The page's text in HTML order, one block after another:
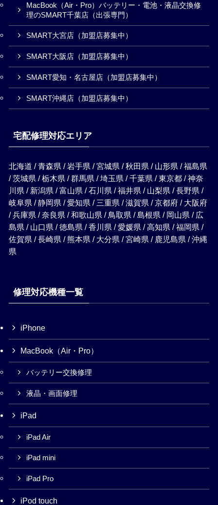
MacBook（Air・Pro）バッテリー・電池・液晶交換修
理のSMART千葉店（出張専門）
SMART大宮店（加盟店募集中）
SMART大阪店（加盟店募集中）
SMART愛知・名古屋店（加盟店募集中）
SMART沖縄店（加盟店募集中）
宅配修理対応エリア
北海道 / 青森県 / 岩手県 / 宮城県 / 秋田県 / 山形県 / 福島県
/ 茨城県 / 栃木県 / 群馬県 / 埼玉県 / 千葉県 / 東京都 / 神奈
川県 / 新潟県 / 富山県 / 石川県 / 福井県 / 山梨県 / 長野県 /
岐阜県 / 静岡県 / 愛知県 / 三重県 / 滋賀県 / 京都府 / 大阪府
/ 兵庫県 / 奈良県 / 和歌山県 / 鳥取県 / 島根県 / 岡山県 / 広
島県 / 山口県 / 徳島県 / 香川県 / 愛媛県 / 高知県 / 福岡県 /
佐賀県 / 長崎県 / 熊本県 / 大分県 / 宮崎県 / 鹿児島県 / 沖縄
県
修理対応機種一覧
iPhone
MacBook（Air・Pro）
バッテリー交換修理
液晶・画面修理
iPad
iPad Air
iPad mini
iPad Pro
iPod touch